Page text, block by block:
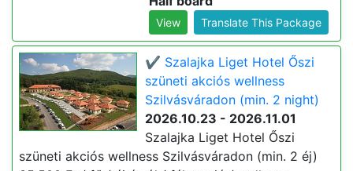
View Translate This Package
✔️ Szalajka Liget Hotel Őszi
szüneti akciós wellness
Szilvásváradon (min. 2 night)
2026.10.23 - 2026.11.01
Szalajka Liget Hotel Őszi
szüneti akciós wellness Szilvásváradon (min. 2 éj)